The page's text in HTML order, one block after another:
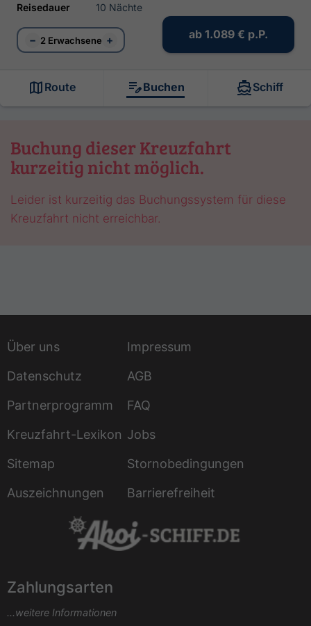
Reisedauer 10 Nächte
− 2 Erwachsene + ab 1.089 € p.P.
Route Buchen Schiff
Buchung dieser Kreuzfahrt
kurzeitig nicht möglich.
Leider ist kurzeitig das Buchungssystem für diese
Kreuzfahrt nicht erreichbar.
Über uns
Impressum
Datenschutz
AGB
Partnerprogramm
FAQ
Kreuzfahrt-Lexikon Jobs
Sitemap
Stornobedingungen
Auszeichnungen
Barrierefreiheit
Zahlungsarten
...weitere Informationen